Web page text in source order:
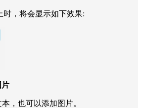
时，将会显示如下效果:
片
，也可以添加图片。